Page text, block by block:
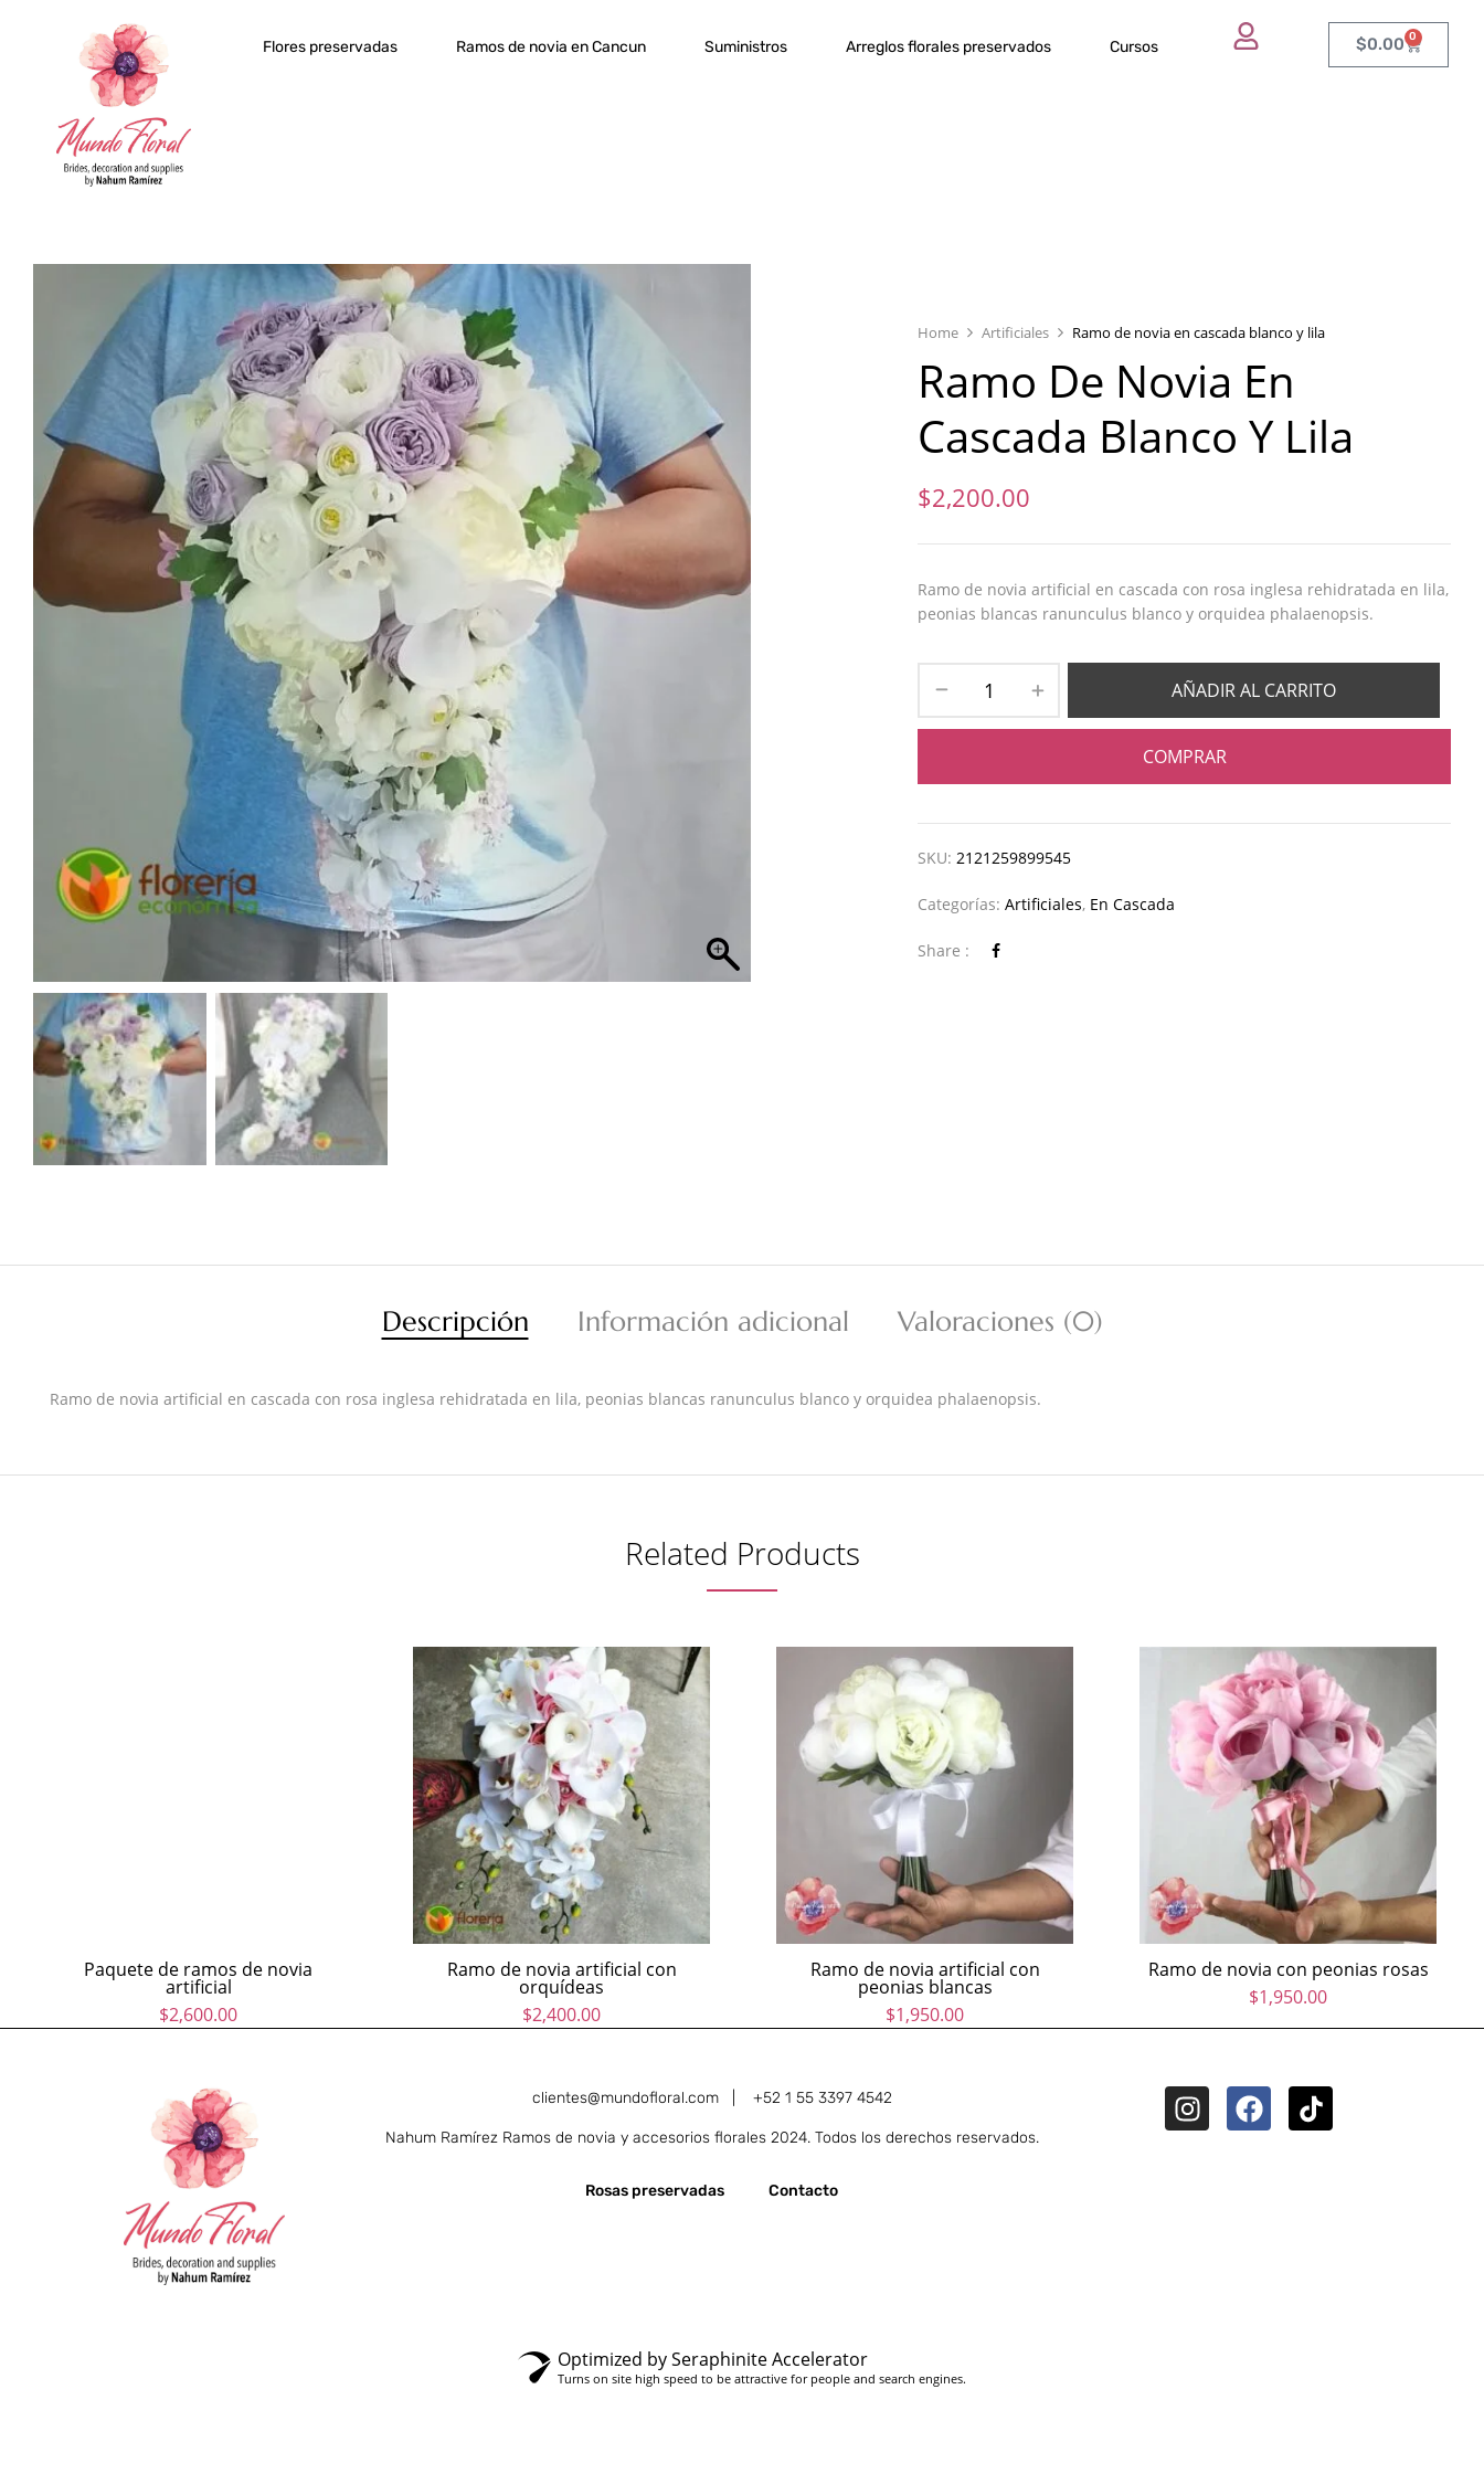
Flores preservadas Ramos de novia en Cancun Suministros Arreglos florales preservados Cursos $0.00 0
Home Artificiales Ramo de novia en cascada blanco y lila
Ramo De Novia En
Cascada Blanco Y Lila
$2,200.00
Ramo de novia artificial en cascada con rosa inglesa rehidratada en lila,
peonias blancas ranunculus blanco y orquidea phalaenopsis.
AÑADIR AL CARRITO
COMPRAR
SKU: 2121259899545
Categorías:Artificiales, En Cascada
Share :
Descripción Información adicional Valoraciones (0)
Ramo de novia artificial en cascada con rosa inglesa rehidratada en lila, peonias blancas ranunculus blanco y orquidea phalaenopsis.
Related Products
Paquete de ramos de novia
artificial
$2,600.00
Ramo de novia artificial con
orquídeas
$2,400.00
Ramo de novia artificial con
peonias blancas
$1,950.00
Ramo de novia con peonias rosas
$1,950.00
clientes@mundofloral.com | +52 1 55 3397 4542
Nahum Ramírez Ramos de novia y accesorios florales 2024. Todos los derechos reservados.
Rosas preservadas Contacto
Optimized by Seraphinite Accelerator
Turns on site high speed to be attractive for people and search engines.